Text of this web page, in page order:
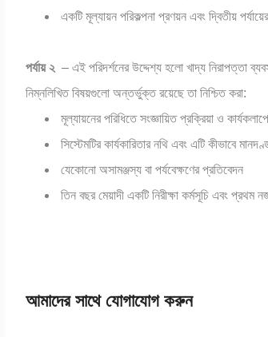
একটি মূল্যায়ন পরিকল্পনা প্রণয়ন এবং দ্বিতীয়
পর্যায় ২ – এই পরিদর্শনের উদ্দেশ্য হলো খাদ্য নিরাপত্তা
নিম্নলিখিত বিষয়গুলো অন্তর্ভুক্ত রয়েছে তা নিশ্চিত করা:
মূল্যায়নের পরিধিতে সংজ্ঞায়িত প্রক্রিয়া ও
সিস্টেমটির কার্যকারিতার নথি এবং এটি কীভাবে
যেকোনো অসামঞ্জস্য বা পর্যবেক্ষণের প্রতিবেদন
তিন বছর মেয়াদী একটি নিরীক্ষা কর্মসূচি এবং প্রথম
আমাদের সাথে যোগাযোগ করুন